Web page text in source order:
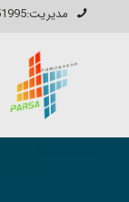
مدیریت:09124351995